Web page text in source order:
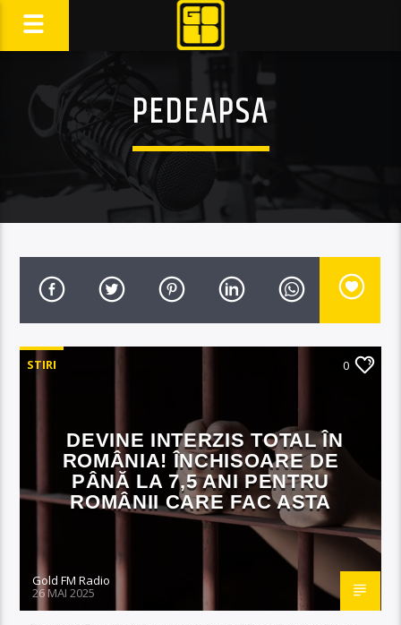
PEDEAPSA
STIRI 0
DEVINE INTERZIS TOTAL ÎN
ROMÂNIA! ÎNCHISOARE DE
PÂNĂ LA 7,5 ANI PENTRU
ROMÂNII CARE FAC ASTA
Gold FM Radio
26 MAI 2025